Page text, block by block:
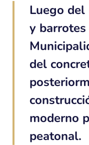
Luego
y
del
moderno
peatonal.